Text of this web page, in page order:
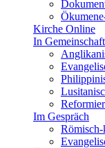
Kirche Online
In Gemeinschaft
Im Gespräch